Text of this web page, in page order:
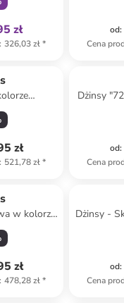
zł
: 326,03 zł*
od:
Cena
zł
: 521,78 zł*
Dżinsy
od:
Cena
w kolorze
zł
: 478,28 zł*
Dżinsy -
od:
Cena